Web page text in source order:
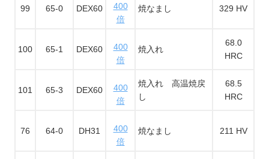
99 65-0 DEX60
400
倍
焼なまし 329 HV
100 65-1 DEX60
400
倍
焼入れ
68.0
HRC
101 65-3 DEX60
400
倍
焼入れ 高温焼戻
し
68.5
HRC
76 64-0 DH31
400
倍
焼なまし 211 HV